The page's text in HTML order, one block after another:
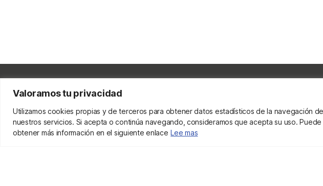
Valoramos tu privacidad
Utilizamos cookies propias y de terceros para obtener datos estadísticos de la navegación
nuestros servicios. Si acepta o continúa navegando, consideramos que acepta su uso.
obtener más información en el siguiente enlace Lee mas